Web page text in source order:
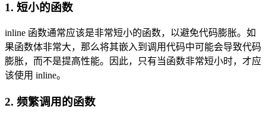
1. 短小的函数
inline 函数通常应该是非常短小的函数，以避免代码膨胀。如
果函数体非常大，那么将其嵌入到调用代码中可能会导致代码
膨胀，而不是提高性能。因此，只有当函数非常短小时，才应
该使用 inline。
2. 频繁调用的函数